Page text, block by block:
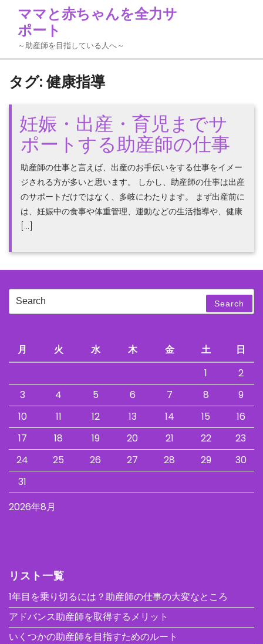
content
ママと赤ちゃんを全力サ
ポート
～助産師を目指している人へ～
タグ:健康指導
妊娠・出産・育児までサ
ポートする助産師の仕事
助産師の仕事と言えば、出産のお手伝いをする仕事をイメー
ジされる方が多いと思います。 しかし、助産師の仕事は出産
のサポートだけではなく、多岐にわたります。 まず出産前に
は、妊娠中の食事や体重管理、運動などの生活指導や、健康
[…]
Search
Search
2026年8月
月 火 水 木 金 土
日
1
2
3
4 5 6 7 8
9
10
11 12 13 14 15
16
17
18 19 20 21 22
23
24
25 26 27 28 29
30
31
リスト一覧
1年目を乗り切るには？助産師の仕事の大変なところ
アドバンス助産師を取得するメリット
いくつかの助産師を目指すためのルート